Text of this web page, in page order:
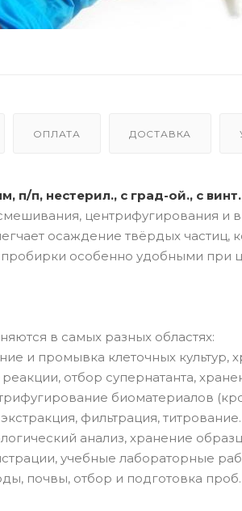
ОПЛАТА ДОСТАВКА
п/п, нестерил., с град-ой., с
центрифугирования и
осаждение твёрдых частиц,
особенно удобными при
в самых разных областях:
и промывка клеточных культур,
отбор супернатанта,
биоматериалов
фильтрация, титрование.
анализ, хранение
учебные лабораторные
почвы, отбор и подготовка проб.